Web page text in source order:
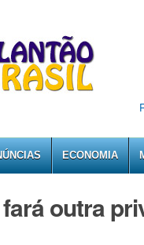
ECONOMIA
outra